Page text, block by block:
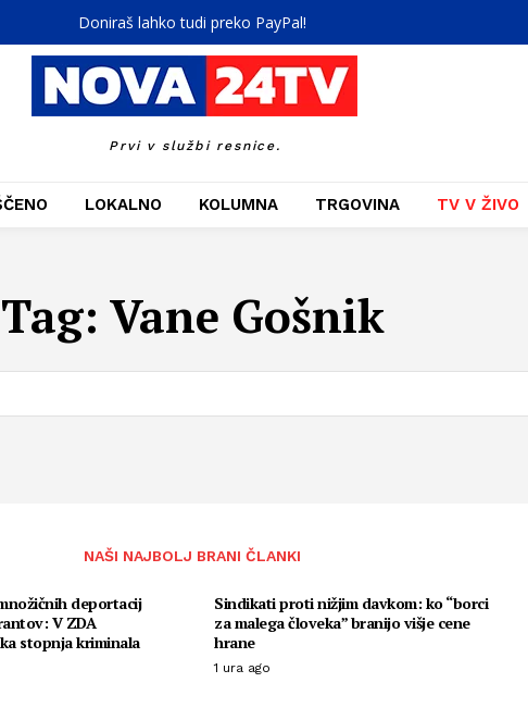
Doniraš lahko tudi preko PayPal!
Prvi v službi resnice.
LOKALNO KOLUMNA TRGOVINA TV V ŽIVO
Tag: Vane Gošnik
NAŠI NAJBOLJ BRANI ČLANKI
deportacij
V ZDA
stopnja kriminala
Sindikati proti nižjim davkom: ko “borci
za malega človeka” branijo višje cene
hrane
1 ura ago